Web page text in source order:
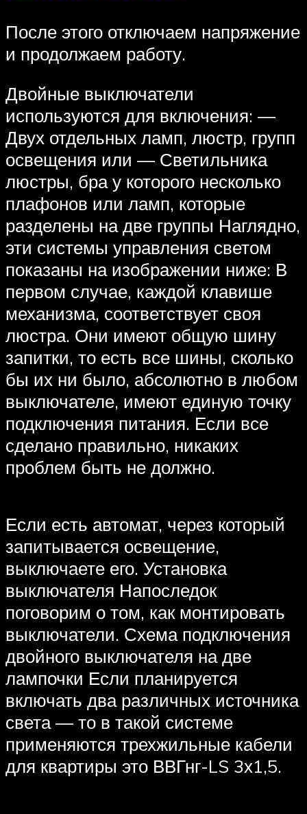
После этого отключаем напряжение
и продолжаем работу.
Двойные выключатели
используются для включения: —
Двух отдельных ламп, люстр, групп
освещения или — Светильника
люстры, бра у которого несколько
плафонов или ламп, которые
разделены на две группы Наглядно,
эти системы управления светом
показаны на изображении ниже: В
первом случае, каждой клавише
механизма, соответствует своя
люстра. Они имеют общую шину
запитки, то есть все шины, сколько
бы их ни было, абсолютно в любом
выключателе, имеют единую точку
подключения питания. Если все
сделано правильно, никаких
проблем быть не должно.
Если есть автомат, через который
запитывается освещение,
выключаете его. Установка
выключателя Напоследок
поговорим о том, как монтировать
выключатели. Схема подключения
двойного выключателя на две
лампочки Если планируется
включать два различных источника
света — то в такой системе
применяются трехжильные кабели
для квартиры это ВВГнг-LS 3х1,5.